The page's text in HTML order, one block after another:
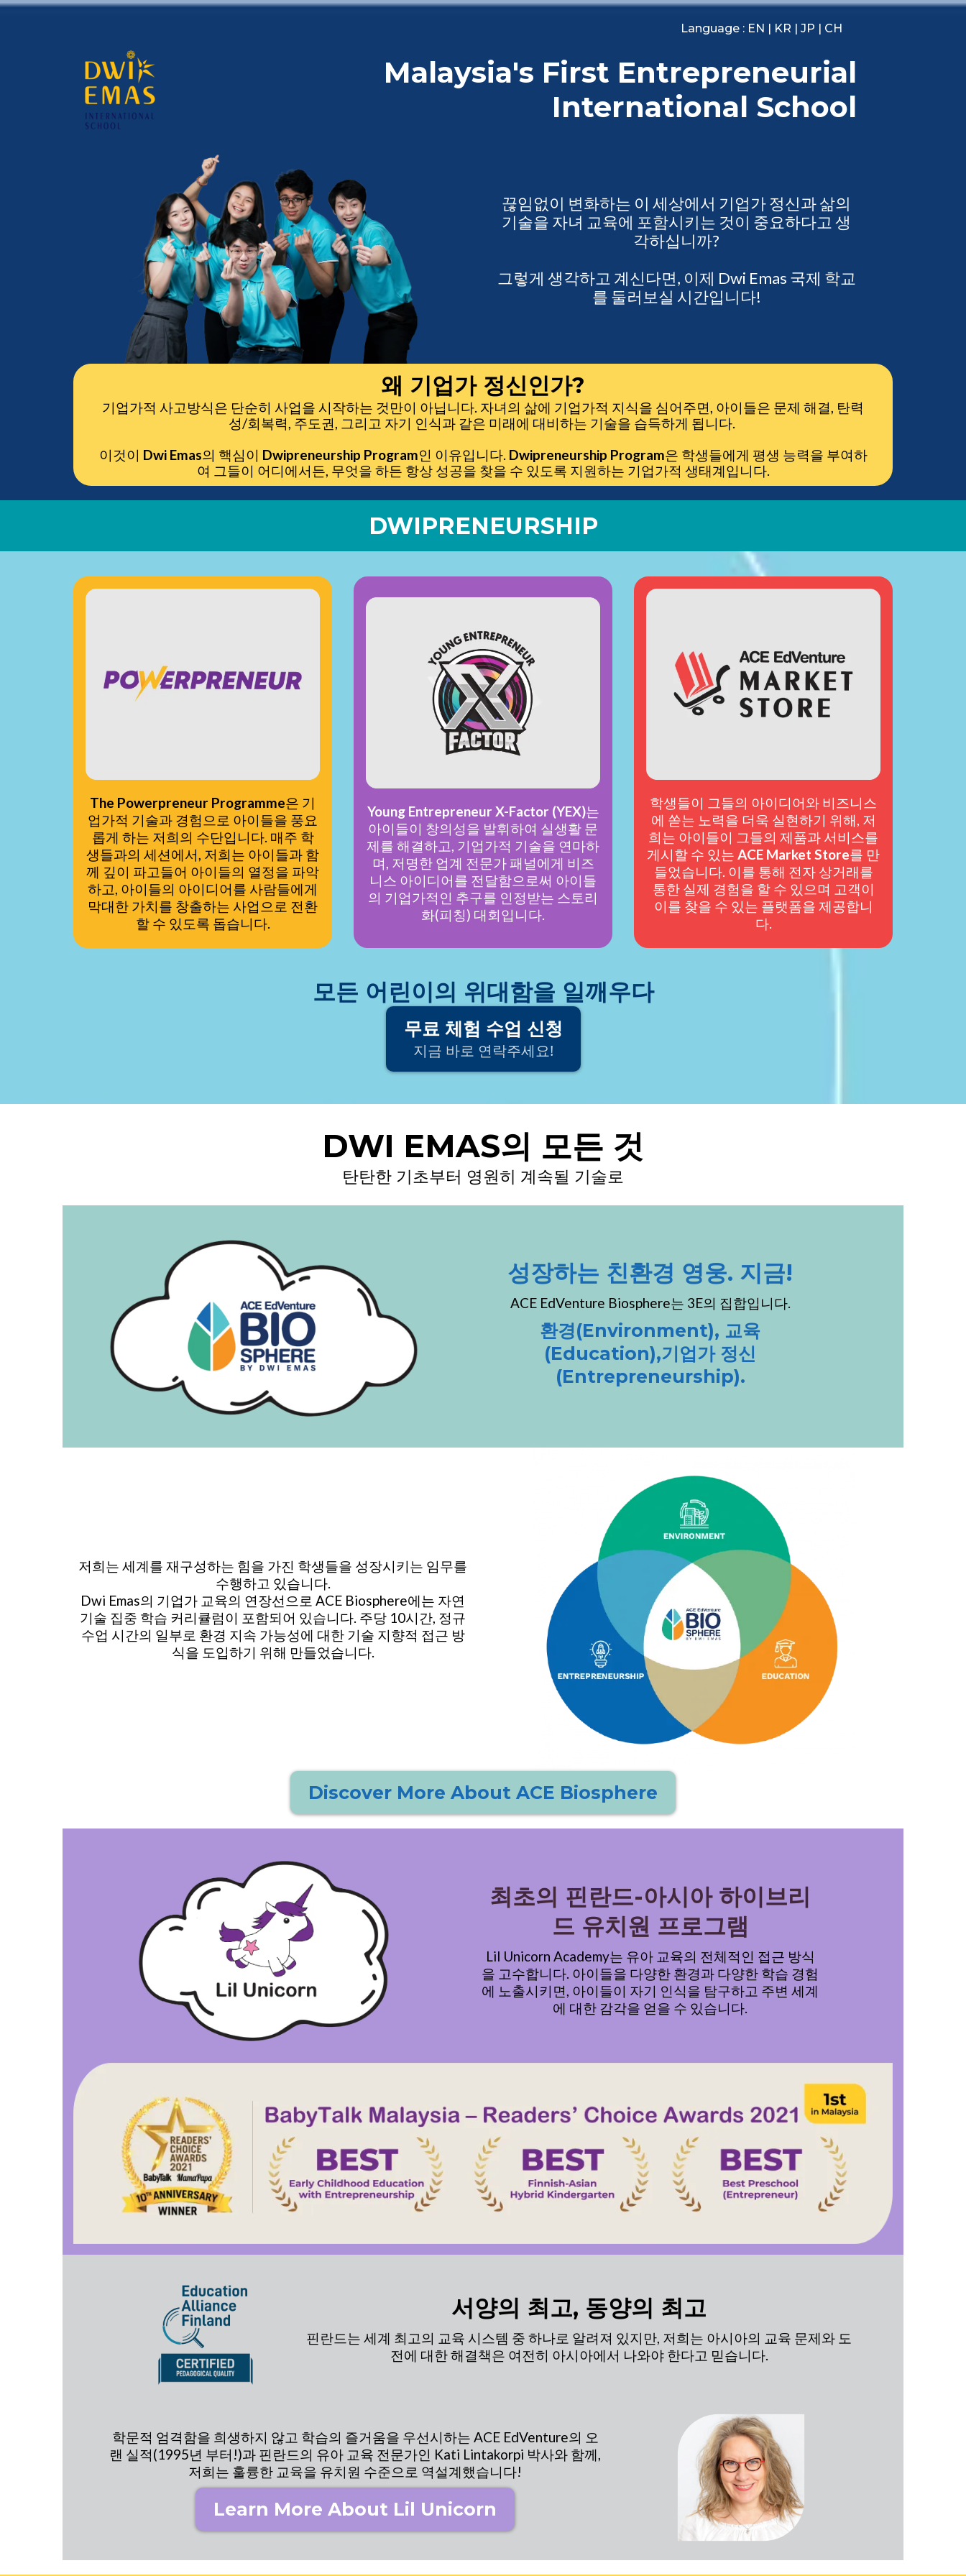
Language : EN | KR | JP | CH
Malaysia's First Entrepreneurial
International School
끊임없이 변화하는 이 세상에서 기업가 정신과 삶의
기술을 자녀 교육에 포함시키는 것이 중요하다고 생
각하십니까?
그렇게 생각하고 계신다면, 이제 Dwi Emas 국제 학교
를 둘러보실 시간입니다!
왜 기업가 정신인가?
기업가적 사고방식은 단순히 사업을 시작하는 것만이 아닙니다. 자녀의 삶에 기업가적 지식을 심어주면, 아이들은 문제 해결, 탄력
성/회복력, 주도권, 그리고 자기 인식과 같은 미래에 대비하는 기술을 습득하게 됩니다.
이것이 Dwi Emas의 핵심이 Dwipreneurship Program인 이유입니다. Dwipreneurship Program은 학생들에게 평생 능력을 부여하
여 그들이 어디에서든, 무엇을 하든 항상 성공을 찾을 수 있도록 지원하는 기업가적 생태계입니다.
DWIPRENEURSHIP
The Powerpreneur Programme은 기
업가적 기술과 경험으로 아이들을 풍요
롭게 하는 저희의 수단입니다. 매주 학
생들과의 세션에서, 저희는 아이들과 함
께 깊이 파고들어 아이들의 열정을 파악
하고, 아이들의 아이디어를 사람들에게
막대한 가치를 창출하는 사업으로 전환
할 수 있도록 돕습니다.
Young Entrepreneur X-Factor (YEX)는
아이들이 창의성을 발휘하여 실생활 문
제를 해결하고, 기업가적 기술을 연마하
며, 저명한 업계 전문가 패널에게 비즈
니스 아이디어를 전달함으로써 아이들
의 기업가적인 추구를 인정받는 스토리
화(피칭) 대회입니다.
학생들이 그들의 아이디어와 비즈니스
에 쏟는 노력을 더욱 실현하기 위해, 저
희는 아이들이 그들의 제품과 서비스를
게시할 수 있는 ACE Market Store를 만
들었습니다. 이를 통해 전자 상거래를
통한 실제 경험을 할 수 있으며 고객이
이를 찾을 수 있는 플랫폼을 제공합니
다.
모든 어린이의 위대함을 일깨우다
무료 체험 수업 신청
지금 바로 연락주세요!
DWI EMAS의 모든 것
탄탄한 기초부터 영원히 계속될 기술로
성장하는 친환경 영웅. 지금!
ACE EdVenture Biosphere는 3E의 집합입니다.
환경(Environment), 교육
(Education),기업가 정신
(Entrepreneurship).
저희는 세계를 재구성하는 힘을 가진 학생들을 성장시키는 임무를
수행하고 있습니다.
Dwi Emas의 기업가 교육의 연장선으로 ACE Biosphere에는 자연
기술 집중 학습 커리큘럼이 포함되어 있습니다. 주당 10시간, 정규
수업 시간의 일부로 환경 지속 가능성에 대한 기술 지향적 접근 방
식을 도입하기 위해 만들었습니다.
Discover More About ACE Biosphere
최초의 핀란드-아시아 하이브리
드 유치원 프로그램
Lil Unicorn Academy는 유아 교육의 전체적인 접근 방식
을 고수합니다. 아이들을 다양한 환경과 다양한 학습 경험
에 노출시키면, 아이들이 자기 인식을 탐구하고 주변 세계
에 대한 감각을 얻을 수 있습니다.
서양의 최고, 동양의 최고
핀란드는 세계 최고의 교육 시스템 중 하나로 알려져 있지만, 저희는 아시아의 교육 문제와 도
전에 대한 해결책은 여전히 아시아에서 나와야 한다고 믿습니다.
학문적 엄격함을 희생하지 않고 학습의 즐거움을 우선시하는 ACE EdVenture의 오
랜 실적(1995년 부터!)과 핀란드의 유아 교육 전문가인 Kati Lintakorpi 박사와 함께,
저희는 훌륭한 교육을 유치원 수준으로 역설계했습니다!
Learn More About Lil Unicorn